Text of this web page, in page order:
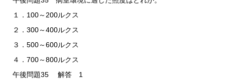
１．100～200ルクス
２．300～400ルクス
３．500～600ルクス
４．700～800ルクス
午後問題35 解答 1